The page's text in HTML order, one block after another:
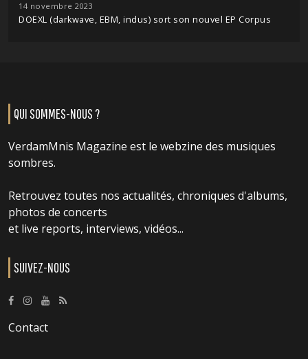
14 novembre 2023
DOEXL (darkwave, EBM, indus) sort son nouvel EP Corpus
QUI SOMMES-NOUS ?
VerdamMnis Magazine est le webzine des musiques
sombres.
Retrouvez toutes nos actualités, chroniques d'albums,
photos de concerts
et live reports, interviews, vidéos...
SUIVEZ-NOUS
Contact